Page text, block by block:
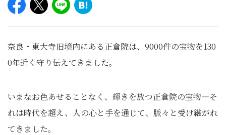
奈良・東大寺旧境内にある正倉院は、9000件の宝物を130
0年近く守り伝えてきました。
いまなお色あせることなく、輝きを放つ正倉院の宝物―そ
れは時代を超え、人の心と手を通じて、脈々と受け継がれ
てきました。